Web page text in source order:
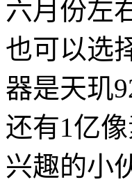
六月份左
也可以选
器是天玑
还有1亿
兴趣的小